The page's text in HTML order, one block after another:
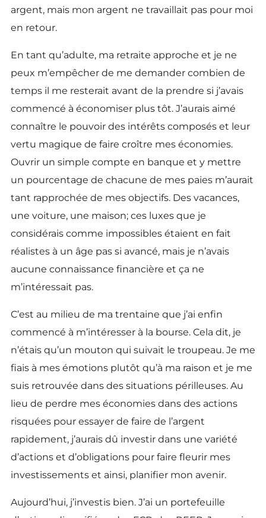
argent, mais mon argent ne travaillait pas pour moi
en retour.
En tant qu’adulte, ma retraite approche et je ne
peux m’empêcher de me demander combien de
temps il me resterait avant de la prendre si j’avais
commencé à économiser plus tôt. J’aurais aimé
connaître le pouvoir des intérêts composés et leur
vertu magique de faire croître mes économies.
Ouvrir un simple compte en banque et y mettre
un pourcentage de chacune de mes paies m’aurait
tant rapprochée de mes objectifs. Des vacances,
une voiture, une maison; ces luxes que je
considérais comme impossibles étaient en fait
réalistes à un âge pas si avancé, mais je n’avais
aucune connaissance financière et ça ne
m’intéressait pas.
C’est au milieu de ma trentaine que j’ai enfin
commencé à m’intéresser à la bourse. Cela dit, je
n’étais qu’un mouton qui suivait le troupeau. Je me
fiais à mes émotions plutôt qu’à ma raison et je me
suis retrouvée dans des situations périlleuses. Au
lieu de perdre mes économies dans des actions
risquées pour essayer de faire de l’argent
rapidement, j’aurais dû investir dans une variété
d’actions et d’obligations pour faire fleurir mes
investissements et ainsi, planifier mon avenir.
Aujourd’hui, j’investis bien. J’ai un portefeuille